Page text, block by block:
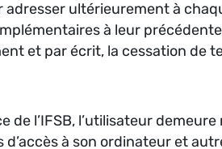
adresser ultérieurement à
à leur
et par écrit, la cessation de
de l’IFSB, l’utilisateur
à son ordinateur et